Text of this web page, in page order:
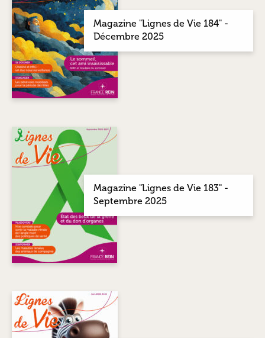
Magazine "Lignes de Vie 184" -
Décembre 2025
Magazine "Lignes de Vie 183" -
Septembre 2025